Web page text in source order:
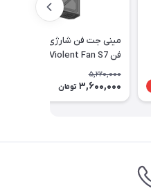
مینی جت فن شارژی توربو
فن Violent Fan S7
5,220,000
3,600,000 تومان